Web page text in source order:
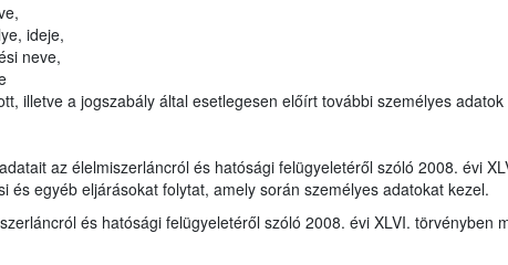
ideje,
neve,
illetve a jogszabály által esetlegesen előírt további személyes adatok
az élelmiszerláncról és hatósági felügyeletéről szóló 2008. évi
és egyéb eljárásokat folytat, amely során személyes adatokat kezel.
és hatósági felügyeletéről szóló 2008. évi XLVI. törvényben